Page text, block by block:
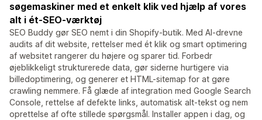
søgemaskiner med et enkelt klik ved hjælp af vores
alt i ét-SEO-værktøj
SEO Buddy gør SEO nemt i din Shopify-butik. Med AI-drevne
audits af dit website, rettelser med ét klik og smart optimering
af websitet rangerer du højere og sparer tid. Forbedr
øjeblikkeligt strukturerede data, gør siderne hurtigere via
billedoptimering, og generer et HTML-sitemap for at gøre
crawling nemmere. Få glæde af integration med Google Search
Console, rettelse af defekte links, automatisk alt-tekst og nem
oprettelse af ofte stillede spørgsmål. Installer appen i dag, og